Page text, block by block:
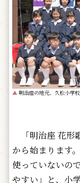
▲明治座の地元、久松小学
「明治座 花形
から始まります
使っていないの
やすい」と、小